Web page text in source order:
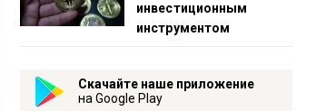
инвестиционным
инструментом
Скачайте наше приложение
на Google Play